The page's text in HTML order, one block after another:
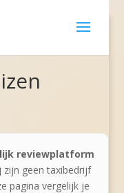
reviewplatform
zijn geen taxibedrijf
pagina vergelijk je